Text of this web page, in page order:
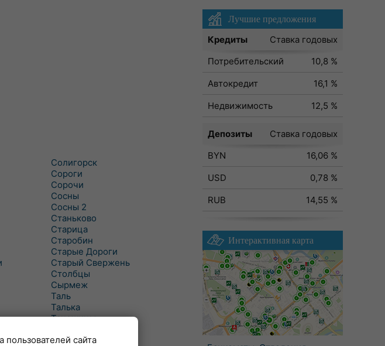
Солигорск
Сороги
Сорочи
Сосны
Сосны 2
Станьково
Старица
Старобин
Старые Дороги
Старый Свержень
Столбцы
Сырмеж
Таль
Талька
Танежицы
Турец-Бояры
Лучшие предложения
Кредиты
Ставка годовых
Потребительский
10,8 %
Автокредит
16,1 %
Недвижимость
12,5 %
Депозиты
Ставка годовых
BYN
16,06 %
USD
0,78 %
RUB
14,55 %
Интерактивная карта
пользователей сайта